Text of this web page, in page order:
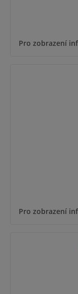
Pro zobrazení
Pro zobrazení